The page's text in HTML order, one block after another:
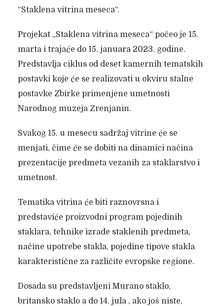
“Staklena vitrina meseca“.
Projekat „Staklena vitrina meseca“ počeo je 15.
marta i trajaće do 15. januara 2023. godine.
Predstavlja ciklus od deset kamernih tematskih
postavki koje će se realizovati u okviru stalne
postavke Zbirke primenjene umetnosti
Narodnog muzeja Zrenjanin.
Svakog 15. u mesecu sadržaj vitrine će se
menjati, čime će se dobiti na dinamici načina
prezentacije predmeta vezanih za staklarstvo i
umetnost.
Tematika vitrina će biti raznovrsna i
predstaviće proizvodni program pojedinih
staklara, tehnike izrade staklenih predmeta,
načine upotrebe stakla, pojedine tipove stakla
karakteristične za različite evropske regione.
Dosada su predstavljeni Murano staklo,
britansko staklo a do 14. jula , ako još niste,